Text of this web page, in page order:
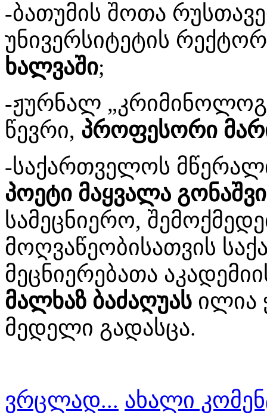
-ბათუმის შოთა
უნივერსიტეტის
ხალვაში;
-ჟურნალ
წევრი, პროფესორი
-საქართველოს
პოეტი მაყვალა
სამეცნიერო,
მოღვაწეობისათვის
მეცნიერებათა
მალხაზ ბაძაღუას ილია
მედელი გადასცა.
ვრცლად... ახალი